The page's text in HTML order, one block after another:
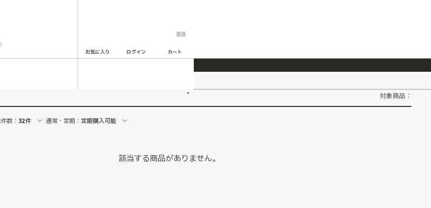
2026/7/23 『ONE PIECE magazine 021 ONE PIECEカード付き同梱版』発売延期のご案内
お気に入り ログイン
0
カート
対象商品：
数： 32件 通常・定期： 定期購入可能
該当する商品がありません。